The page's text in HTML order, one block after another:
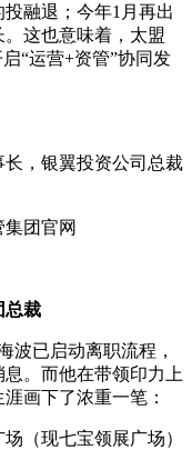
融退；今年1月再出
这也意味着，太盟
“运营+资管”协同发
，银翼投资公司总裁
团官网
总裁
波已启动离职流程，
。而他在带领印力上
画下了浓重一笔：
（现七宝领展广场）